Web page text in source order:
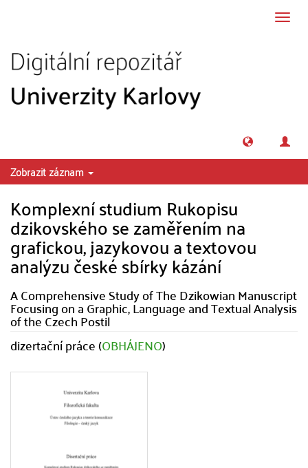
Zobrazit záznam
Komplexní studium Rukopisu
dzikovského se zaměřením na
grafickou, jazykovou a textovou
analýzu české sbírky kázání
A Comprehensive Study of The Dzikowian Manuscript
Focusing on a Graphic, Language and Textual Analysis
of the Czech Postil
dizertační práce (OBHÁJENO)